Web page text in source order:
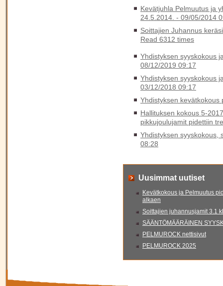
Kevätjuhla Pelmuutus ja
24.5.2014. - 09/05/2014
Soittajien Juhannus
Read 6312 times
Yhdistyksen syyskokous
08/12/2019 09:17
Yhdistyksen syyskokous
03/12/2018 09:17
Yhdistyksen
Hallituksen kokous 5-
pikkujoulujamit pidettiin
Yhdistyksen syyskokous,
08:28
Uusimmat uutiset
Kevätkokous ja Pelmuutus
alkaen
Soittajien juhannusjamit 3.1
SÄÄNTÖMÄÄRÄINEN
PELMUROCK nettisivut
PELMUROCK 2025